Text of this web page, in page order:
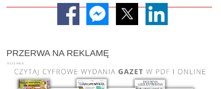
PRZERWA NA REKLAMĘ